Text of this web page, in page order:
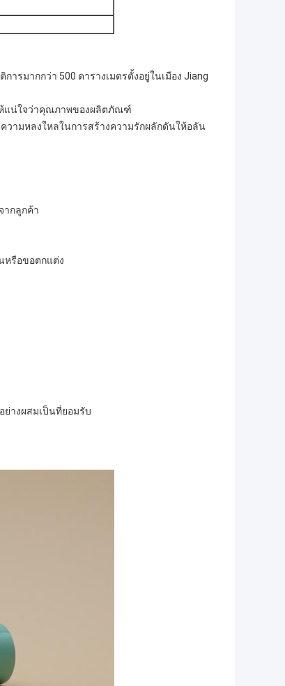
รมากกว่า 500 ตารางเมตรตั้งอยู่ในเมือง Jiang
ห้แน่ใจว่าคุณภาพของผลิตภัณฑ์
วามหลงใหลในการสร้างความรักผลักดันให้อลัน
ากลูกค้า
หรือขอตกแต่ง
างผสมเป็นที่ยอมรับ